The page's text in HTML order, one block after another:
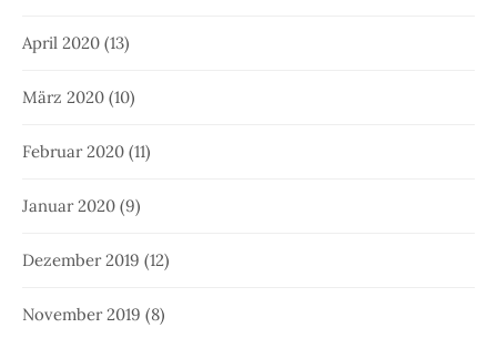
April 2020 (13)
März 2020 (10)
Februar 2020 (11)
Januar 2020 (9)
Dezember 2019 (12)
November 2019 (8)